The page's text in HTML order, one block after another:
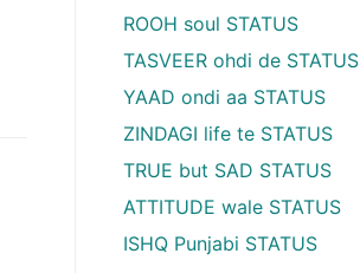
ROOH soul STATUS
TASVEER ohdi de STATUS
YAAD ondi aa STATUS
ZINDAGI life te STATUS
TRUE but SAD STATUS
ATTITUDE wale STATUS
ISHQ Punjabi STATUS